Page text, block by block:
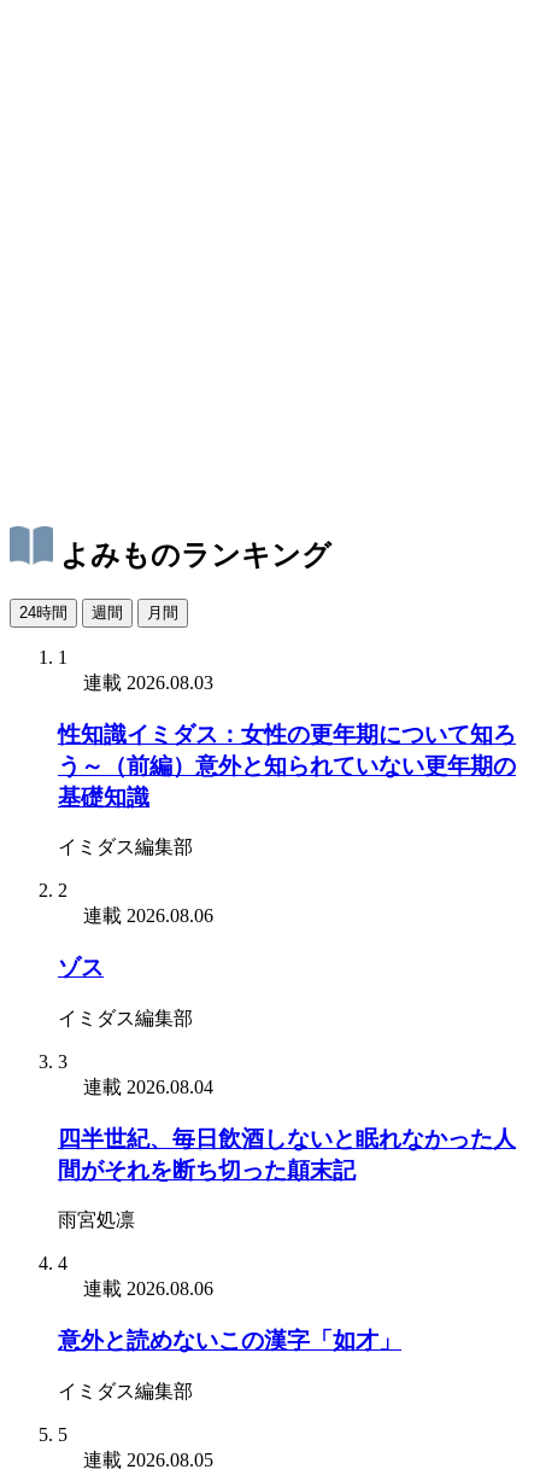
よみものランキング
24時間 週間 月間
1
連載 2026.08.03
性知識イミダス：女性の更年期について知ろ
う～（前編）意外と知られていない更年期の
基礎知識
イミダス編集部
2
連載 2026.08.06
ゾス
イミダス編集部
3
連載 2026.08.04
四半世紀、毎日飲酒しないと眠れなかった人
間がそれを断ち切った顛末記
雨宮処凛
4
連載 2026.08.06
意外と読めないこの漢字「如才」
イミダス編集部
5
連載 2026.08.05